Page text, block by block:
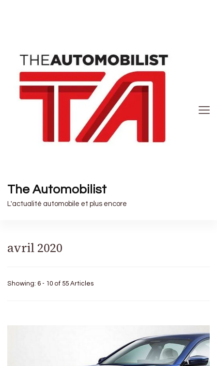
The Automobilist
L'actualité automobile et plus encore
avril 2020
Showing: 6 - 10 of 55 Articles